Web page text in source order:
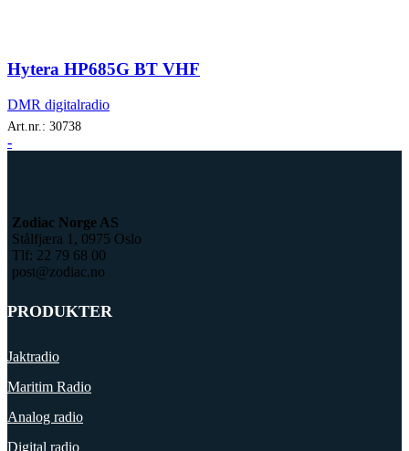
Hytera HP685G BT VHF
DMR digitalradio
Art.nr.: 30738
-
Zodiac Norge AS
Stålfjæra 1, 0975 Oslo
Tlf: 22 79 68 00
post@zodiac.no
PRODUKTER
Jaktradio
Maritim Radio
Analog radio
Digital radio